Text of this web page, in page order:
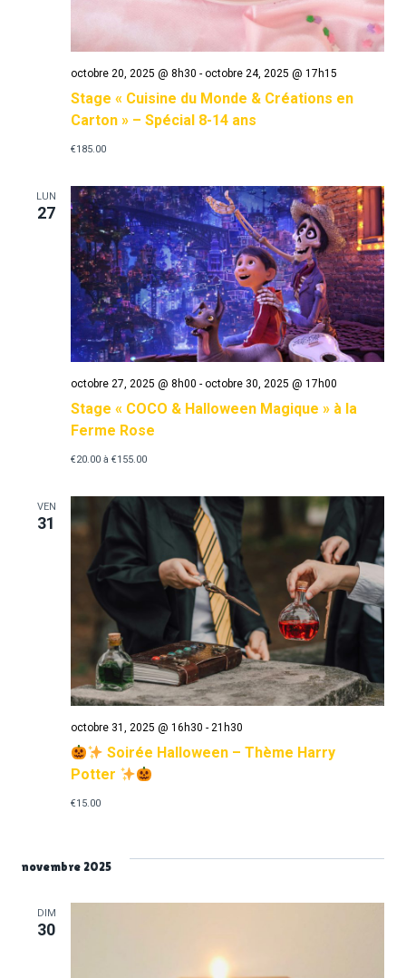
Stage « Cuisine du Monde & Créations en
Carton » – Spécial 8-14 ans
octobre 20, 2025 @ 8h30 - octobre 24, 2025 @ 17h15
€185.00
LUN
27
Stage « COCO & Halloween Magique » à la
Ferme Rose
octobre 27, 2025 @ 8h00 - octobre 30, 2025 @ 17h00
€20.00 à €155.00
VEN
31
Soirée Halloween – Thème Harry
Potter
octobre 31, 2025 @ 16h30 - 21h30
€15.00
novembre 2025
DIM
30